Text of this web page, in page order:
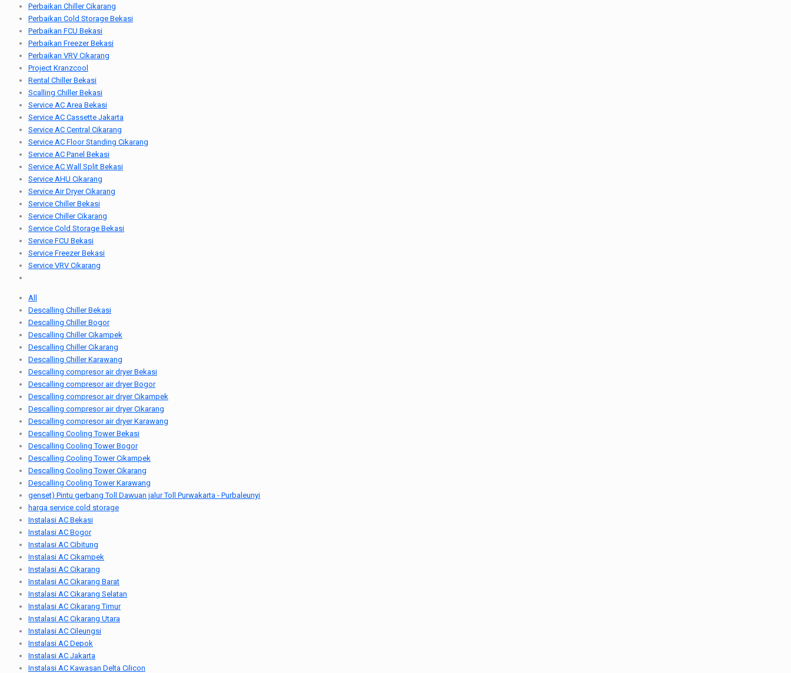
Perbaikan Chiller Cikarang
Perbaikan Cold Storage Bekasi
Perbaikan FCU Bekasi
Perbaikan Freezer Bekasi
Perbaikan VRV Cikarang
Project Kranzcool
Rental Chiller Bekasi
Scalling Chiller Bekasi
Service AC Area Bekasi
Service AC Cassette Jakarta
Service AC Central Cikarang
Service AC Floor Standing Cikarang
Service AC Panel Bekasi
Service AC Wall Split Bekasi
Service AHU Cikarang
Service Air Dryer Cikarang
Service Chiller Bekasi
Service Chiller Cikarang
Service Cold Storage Bekasi
Service FCU Bekasi
Service Freezer Bekasi
Service VRV Cikarang
All
Descalling Chiller Bekasi
Descalling Chiller Bogor
Descalling Chiller Cikampek
Descalling Chiller Cikarang
Descalling Chiller Karawang
Descalling compresor air dryer Bekasi
Descalling compresor air dryer Bogor
Descalling compresor air dryer Cikampek
Descalling compresor air dryer Cikarang
Descalling compresor air dryer Karawang
Descalling Cooling Tower Bekasi
Descalling Cooling Tower Bogor
Descalling Cooling Tower Cikampek
Descalling Cooling Tower Cikarang
Descalling Cooling Tower Karawang
genset) Pintu gerbang Toll Dawuan jalur Toll Purwakarta - Purbaleunyi
harga service cold storage
Instalasi AC Bekasi
Instalasi AC Bogor
Instalasi AC Cibitung
Instalasi AC Cikampek
Instalasi AC Cikarang
Instalasi AC Cikarang Barat
Instalasi AC Cikarang Selatan
Instalasi AC Cikarang Timur
Instalasi AC Cikarang Utara
Instalasi AC Cileungsi
Instalasi AC Depok
Instalasi AC Jakarta
Instalasi AC Kawasan Delta Cilicon